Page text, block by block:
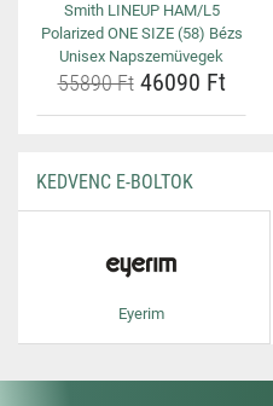
Smith LINEUP HAM/L5
Polarized ONE SIZE (58) Bézs
Unisex Napszemüvegek
55890 Ft46090 Ft
KEDVENC E-BOLTOK
Eyerim